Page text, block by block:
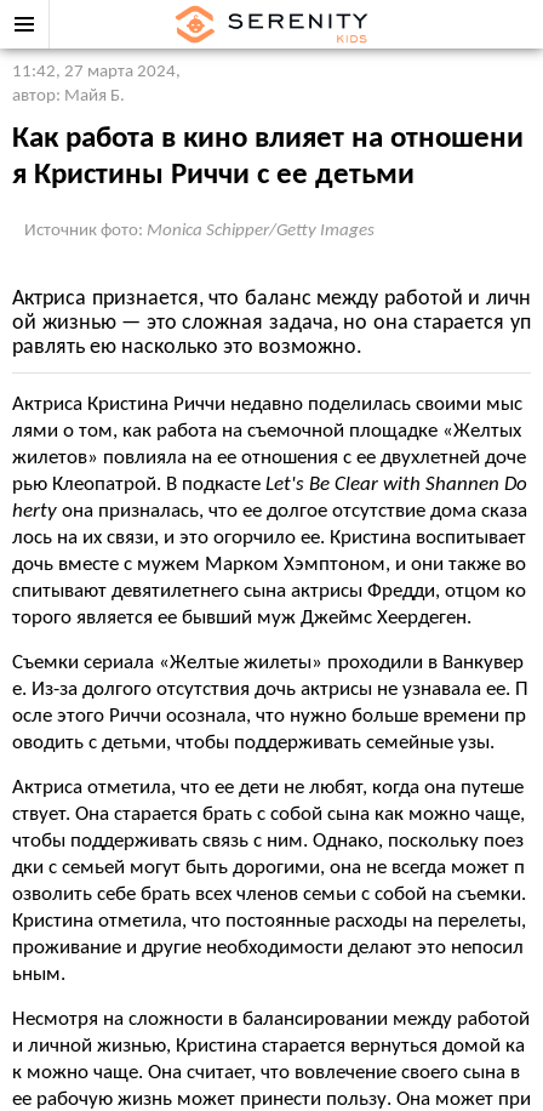
11:42, 27 марта 2024,
автор: Майя Б.
Как работа в кино влияет на отношени
я Кристины Риччи с ее детьми
Источник фото: Monica Schipper/Getty Images
Актриса признается, что баланс между работой и личн
ой жизнью — это сложная задача, но она старается уп
равлять ею насколько это возможно.
Актриса Кристина Риччи недавно поделилась своими мыс
лями о том, как работа на съемочной площадке «Желтых
жилетов» повлияла на ее отношения с ее двухлетней доче
рью Клеопатрой. В подкасте Let's Be Clear with Shannen Do
herty она призналась, что ее долгое отсутствие дома сказа
лось на их связи, и это огорчило ее. Кристина воспитывает
дочь вместе с мужем Марком Хэмптоном, и они также во
спитывают девятилетнего сына актрисы Фредди, отцом ко
торого является ее бывший муж Джеймс Хеердеген.
Съемки сериала «Желтые жилеты» проходили в Ванкувер
е. Из-за долгого отсутствия дочь актрисы не узнавала ее. П
осле этого Риччи осознала, что нужно больше времени пр
оводить с детьми, чтобы поддерживать семейные узы.
Актриса отметила, что ее дети не любят, когда она путеше
ствует. Она старается брать с собой сына как можно чаще,
чтобы поддерживать связь с ним. Однако, поскольку поез
дки с семьей могут быть дорогими, она не всегда может п
озволить себе брать всех членов семьи с собой на съемки.
Кристина отметила, что постоянные расходы на перелеты,
проживание и другие необходимости делают это непосил
ьным.
Несмотря на сложности в балансировании между работой
и личной жизнью, Кристина старается вернуться домой ка
к можно чаще. Она считает, что вовлечение своего сына в
ее рабочую жизнь может принести пользу. Она может при